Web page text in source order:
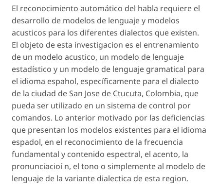
El reconocimiento automático del habla requiere el
desarrollo de modelos de lenguaje y modelos
acusticos para los diferentes dialectos que existen.
El objeto de esta investigacion es el entrenamiento
de un modelo acustico, un modelo de lenguaje
estadístico y un modelo de lenguaje gramatical para
el idioma espahol, específicamente para el dialecto
de la ciudad de San Jose de Ctucuta, Colombia, que
pueda ser utilizado en un sistema de control por
comandos. Lo anterior motivado por las deficiencias
que presentan los modelos existentes para el idioma
espadol, en el reconocimiento de la frecuencia
fundamental y contenido espectral, el acento, la
pronunciacioí n, el tono o simplemente al modelo de
lenguaje de la variante dialectica de esta region.